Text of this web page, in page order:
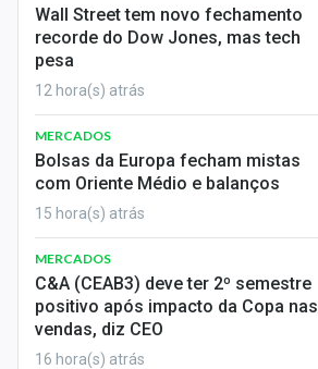
Wall Street tem novo fechamento
recorde do Dow Jones, mas tech
pesa
12 hora(s) atrás
MERCADOS
Bolsas da Europa fecham mistas
com Oriente Médio e balanços
15 hora(s) atrás
MERCADOS
C&A (CEAB3) deve ter 2º semestre
positivo após impacto da Copa nas
vendas, diz CEO
16 hora(s) atrás